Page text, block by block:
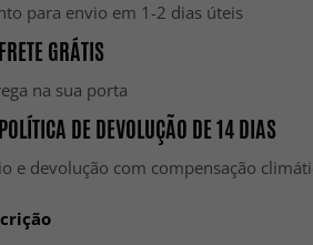
para envio em 1-2 dias úteis
GRÁTIS
na sua porta
DE DEVOLUÇÃO DE 14 DIAS
e devolução com compensação